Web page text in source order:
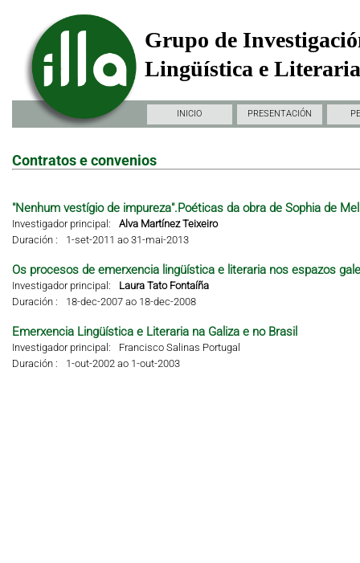
Grupo de
Lingüística e
INICIO PRESENTACIÓN
Contratos e convenios
"Nenhum vestígio de impureza".Poéticas da obra de Sophia de
Investigador principal:
Alva Martínez Teixeiro
Duración :
1-set-2011 ao 31-mai-2013
Os procesos de emerxencia lingüística e literaria nos espazos
Investigador principal:
Laura Tato Fontaíña
Duración :
18-dec-2007 ao 18-dec-2008
Emerxencia Lingüística e Literaria na Galiza e no Brasil
Investigador principal:
Francisco Salinas Portugal
Duración :
1-out-2002 ao 1-out-2003